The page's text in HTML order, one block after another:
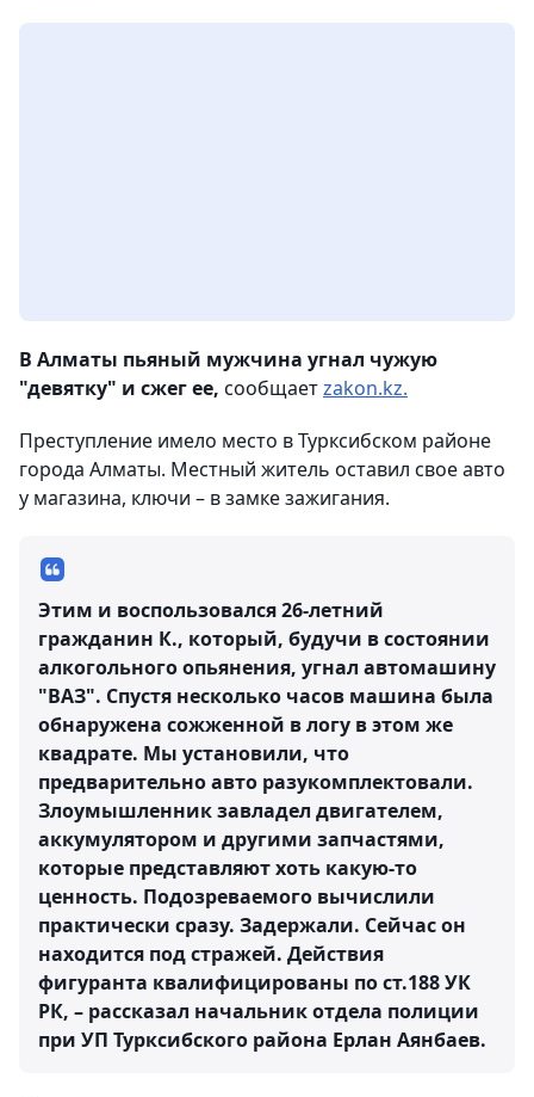
В Алматы пьяный мужчина угнал чужую
"девятку" и сжег ее, сообщаетzakon.kz.
Преступление имело место в Турксибском районе
города Алматы. Местный житель оставил свое авто
у магазина, ключи – в замке зажигания.
Этим и воспользовался 26-летний
гражданин К., который, будучи в состоянии
алкогольного опьянения, угнал автомашину
"ВАЗ". Спустя несколько часов машина была
обнаружена сожженной в логу в этом же
квадрате. Мы установили, что
предварительно авто разукомплектовали.
Злоумышленник завладел двигателем,
аккумулятором и другими запчастями,
которые представляют хоть какую-то
ценность. Подозреваемого вычислили
практически сразу. Задержали. Сейчас он
находится под стражей. Действия
фигуранта квалифицированы по ст.188 УК
РК, – рассказал начальник отдела полиции
при УП Турксибского района Ерлан Аянбаев.